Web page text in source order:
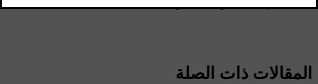
المقالات ذات الصلة